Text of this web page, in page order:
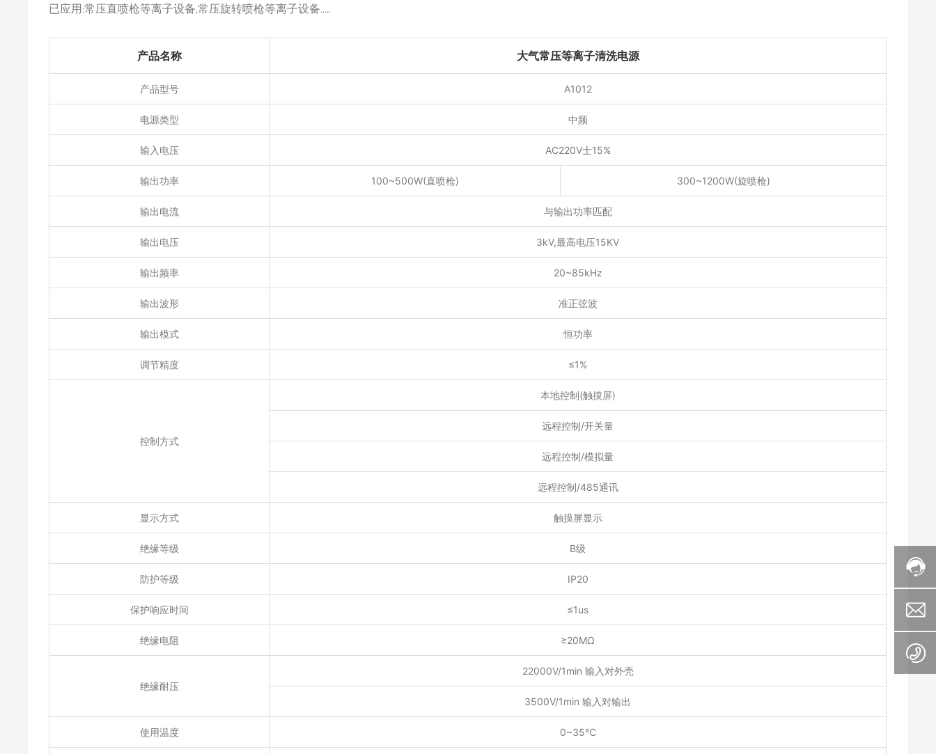
已应用:常压直喷枪等离子设备,常压旋转喷枪等离子设备.....
产品名称 大气常压等离子清洗电源
产品型号 A1012
电源类型 中频
输入电压 AC220V士15%
输出功率 100~500W(直喷枪) 300~1200W(旋喷枪)
输出电流 与输出功率匹配
输出电压 3kV,最高电压15KV
输出频率 20~85kHz
输出波形 准正弦波
输出模式 恒功率
调节精度 ≤1%
控制方式
本地控制(触摸屏)
远程控制/开关量
远程控制/模拟量
远程控制/485通讯
显示方式 触摸屏显示
绝缘等级 B级
防护等级 IP20
保护响应时间 ≤1us
绝缘电阻 ≥20MΩ
绝缘耐压
22000V/1min 输入对外壳
3500V/1min 输入对输出
使用温度 0~35℃